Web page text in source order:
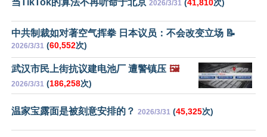
当TikTok的算法不再听命于北京 2026/3/31 (41,810次)
中共制裁如对著空气挥拳 日本议员：不会改变立场 📝
2026/3/31 (60,552次)
武汉市民上街抗议建电池厂 遭警镇压 🖼️
2026/3/31 (186,258次)
温家宝露面是被刻意安排的？ 2026/3/31 (45,325次)